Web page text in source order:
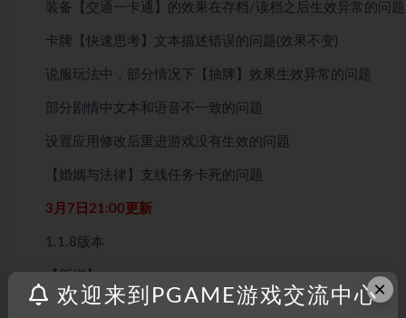
装备【交通一卡通】的效果在存档/读档之后生效异常的问题
卡牌【快速思考】文本描述错误的问题(效果不变)
说服玩法中，部分情况下【抽牌】效果生效异常的问题
部分剧情中文本和语音不一致的问题
设置应用修改后重进游戏没有生效的问题
【婚姻与法律】支线任务卡死的问题
3月7日21:00更新
1.1.8版本
【新增】
· 店面评比相关内容(店面评比会在解锁会所装修后开放)
×
欢迎来到PGAME游戏交流中心